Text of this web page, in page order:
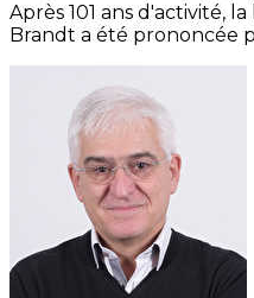
Après 101 ans d'activité,
Brandt a été prononcée